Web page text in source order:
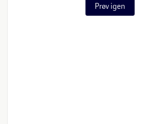
Prøv igen